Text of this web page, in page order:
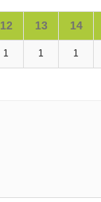
12 13 14
1 1 1